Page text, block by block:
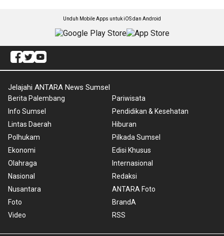
Unduh Mobile Apps untuk iOS dan Android
Jelajahi ANTARA News Sumsel
Berita Palembang
Info Sumsel
Lintas Daerah
Polhukam
Ekonomi
Olahraga
Nasional
Nusantara
Foto
Video
Pariwisata
Pendidikan & Kesehatan
Hiburan
Pilkada Sumsel
Edisi Khusus
Internasional
Redaksi
ANTARA Foto
BrandA
RSS